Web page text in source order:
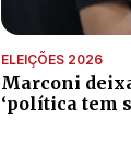
ELEIÇÕES 2026
Marconi
‘política tem